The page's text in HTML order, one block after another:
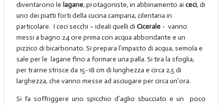
diventarono le lagane, protagoniste, in abbinamento ai ceci, di
uno dei piatti forti della cucina campana, cilentana in
particolare. I ceci secchi – ideali quelli di Cicerale- vanno
messi a bagno 24 ore prima con acqua abbondante e un
pizzico di bicarbonato. Si prepara l’impasto di acqua, semola e
sale per le lagane fino a formare una palla. Si tira la sfoglia,
per trarne strisce da 15-18 cm di lunghezza e circa 2,5 di
larghezza, che vanno messe ad asciugare per circa un’ora.
Si fa soffriggere uno spicchio d’aglio sbucciato e un poco